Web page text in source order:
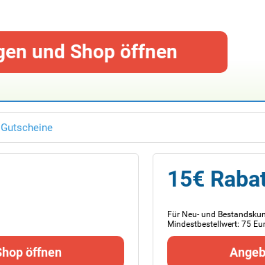
und Shop öffnen
öffnen
15€
Für Neu- und
Mindestbestellwert: 75